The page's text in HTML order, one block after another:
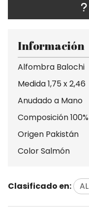
Información
Alfombra Balochi
Medida 1,75 x 2,46
Anudado a Mano
Composición
Origen Pakistán
Color Salmón
Clasificado en: